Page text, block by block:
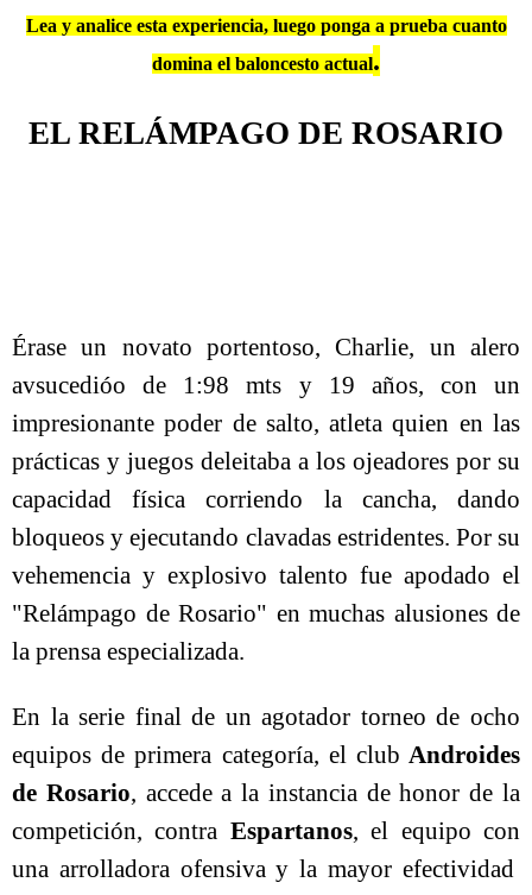
Lea y analice esta experiencia, luego ponga a prueba cuanto
domina el baloncesto actual.
EL RELÁMPAGO DE ROSARIO
Érase un novato portentoso, Charlie, un alero
avsucedióo de 1:98 mts y 19 años, con un
impresionante poder de salto, atleta quien en las
prácticas y juegos deleitaba a los ojeadores por su
capacidad física corriendo la cancha, dando
bloqueos y ejecutando clavadas estridentes. Por su
vehemencia y explosivo talento fue apodado el
"Relámpago de Rosario" en muchas alusiones de
la prensa especializada.
En la serie final de un agotador torneo de ocho
equipos de primera categoría, el club Androides
de Rosario, accede a la instancia de honor de la
competición, contra Espartanos, el equipo con
una arrolladora ofensiva y la mayor efectividad